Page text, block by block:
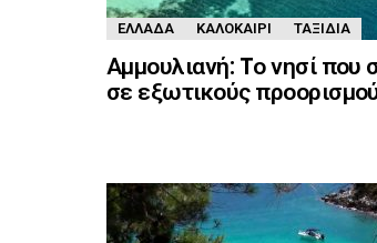
ΕΛΛΆΔΑ ΚΑΛΟΚΑΊΡΙ ΤΑΞΊΔΙΑ
Αμμουλιανή: Tο νησί που
σε εξωτικούς